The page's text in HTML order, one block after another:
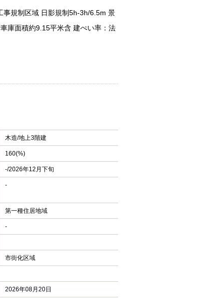
事規制区域 日影規制5h-3h/6.5m 景
庫面積約9.15平米含 建ぺい率：法
木造/地上3階建
160(%)
-/2026年12月下旬
-
第一種住居地域
-
市街化区域
2026年08月20日